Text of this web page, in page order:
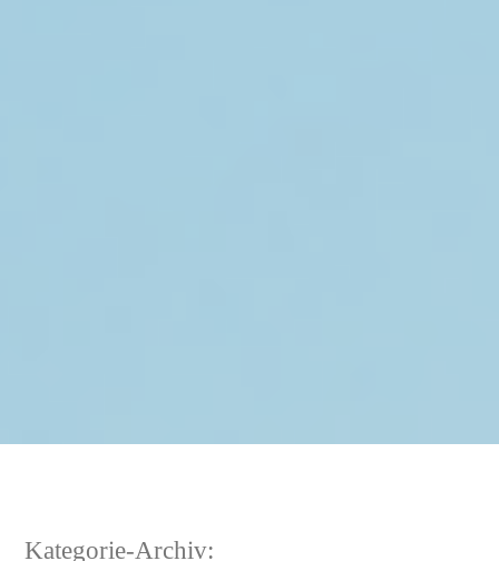
Kategorie-Archiv: